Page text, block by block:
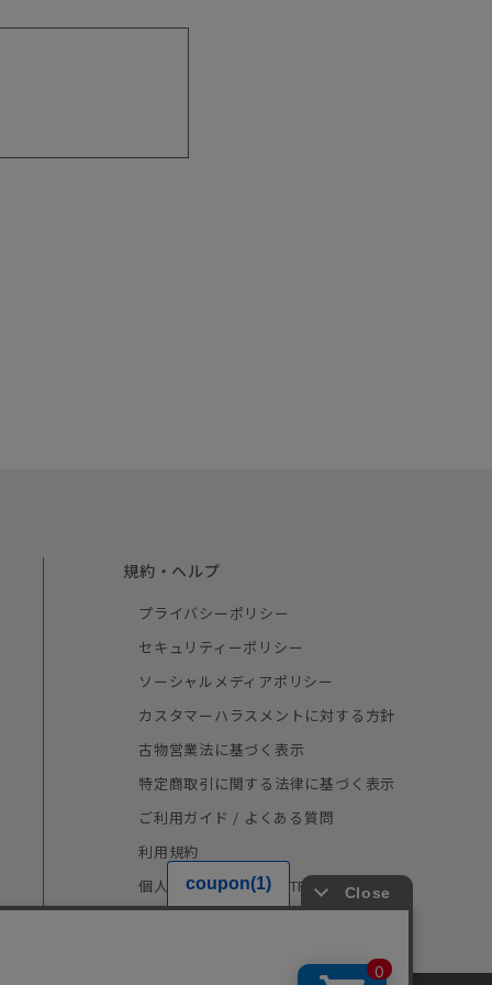
規約・ヘルプ
プライバシーポリシー
セキュリティーポリシー
ソーシャルメディアポリシー
カスタマーハラスメントに対する方針
古物営業法に基づく表示
特定商取引に関する法律に基づく表示
ご利用ガイド / よくある質問
利用規約
個人情報の取り扱い（TRUSTe）